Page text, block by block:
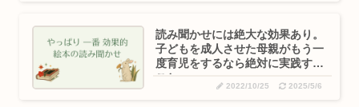
読み聞かせには絶大な効果あり。
子どもを成人させた母親がもう一
度育児をするなら絶対に実践する
こと。
2022/10/25 2025/5/6